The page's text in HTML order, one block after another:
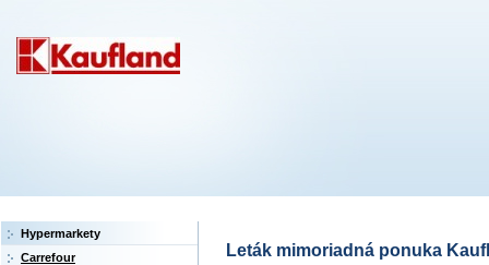
Leták mimoriadná ponuka
Hypermarkety
Carrefour